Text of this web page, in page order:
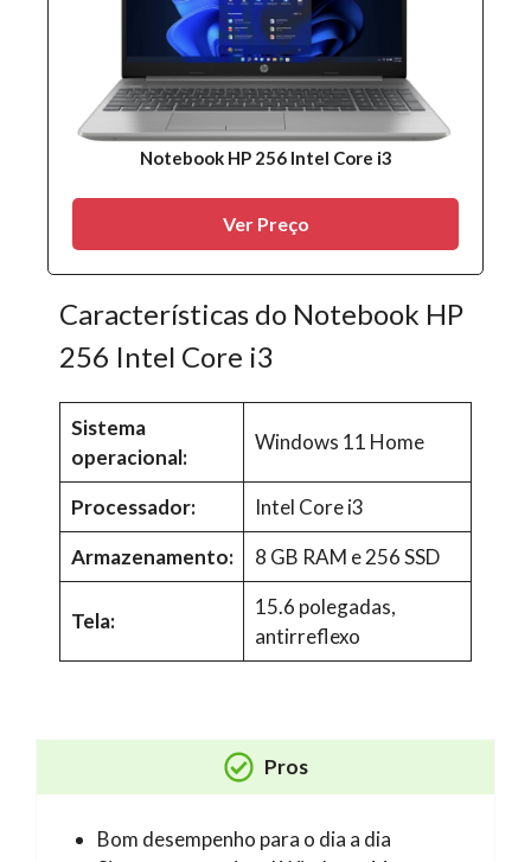
Notebook HP 256 Intel Core i3
Ver Preço
Características do Notebook HP
256 Intel Core i3
Sistema
operacional:
Windows 11 Home
Processador:
Intel Core i3
Armazenamento:
8 GB RAM e 256 SSD
Tela:
15.6 polegadas,
antirreflexo
Pros
Bom desempenho para o dia a dia